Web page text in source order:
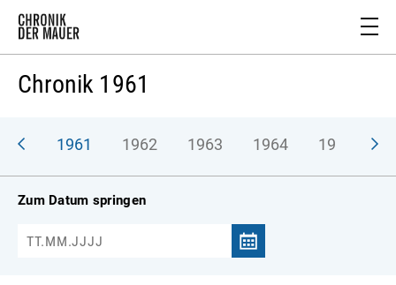
Chronik 1961
1961 1962 1963 1964 1965
Zum Datum springen